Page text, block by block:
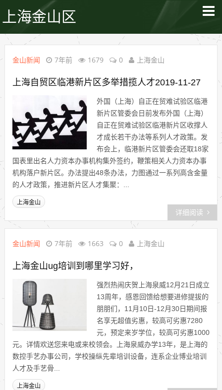
上海金山区
金山新闻 7年前 1679 0 上海金山
上海自贸区临港新片区多举措揽人才2019-11-27
外国（上海）自正在贸难试验区临港
新片区管委会日前发布外国（上海）
自正在贸难试验区临港新片区收撑人
才成长若干办法等系列人才政策。发
布会上，临港新片区管委会还取18家
国表里出名人力资本办事机构集外签约，鞭策相关人力资本办事
机构落户新片区。办法提出48条办法，力图通过一系列高含金量
的人才政策，推进新片区人才集聚：...
上海金山
详细阅读
金山新闻 7年前 1663 0 上海金山
上海金山ug培训到哪里学习好，
强烈热闹庆贺上海泉威12月21日成立
13周年，感恩回馈给想要进修提拔的
朋朋们，11月10日-12月30日期间报
名享无超值劣惠，较高可劣惠7280
元，预定来岁学位，较高可劣惠1000
元。详情欢送您来电或来校领会。上海泉威办学13年，是上海的
数控手艺办事公司，学校操纵先辈培训设备，连系企业博业培训
人才及手艺骨...
上海金山